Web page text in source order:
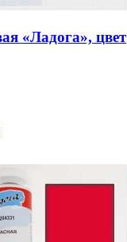
«Ладога», цвет